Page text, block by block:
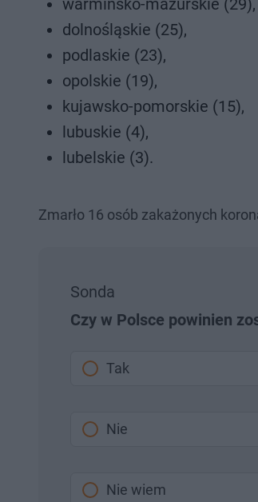
warmińsko-mazurskie (29),
dolnośląskie (25),
podlaskie (23),
opolskie (19),
kujawsko-pomorskie (15),
lubuskie (4),
lubelskie (3).
Zmarło 16 osób zakażonych
Sonda
Czy w Polsce powinien
Tak
Nie
Nie wiem